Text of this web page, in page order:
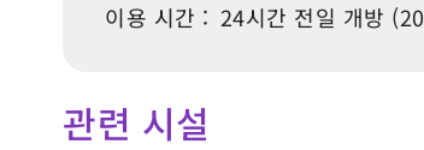
이용 시간 : 24시간 전일 개방
관련 시설